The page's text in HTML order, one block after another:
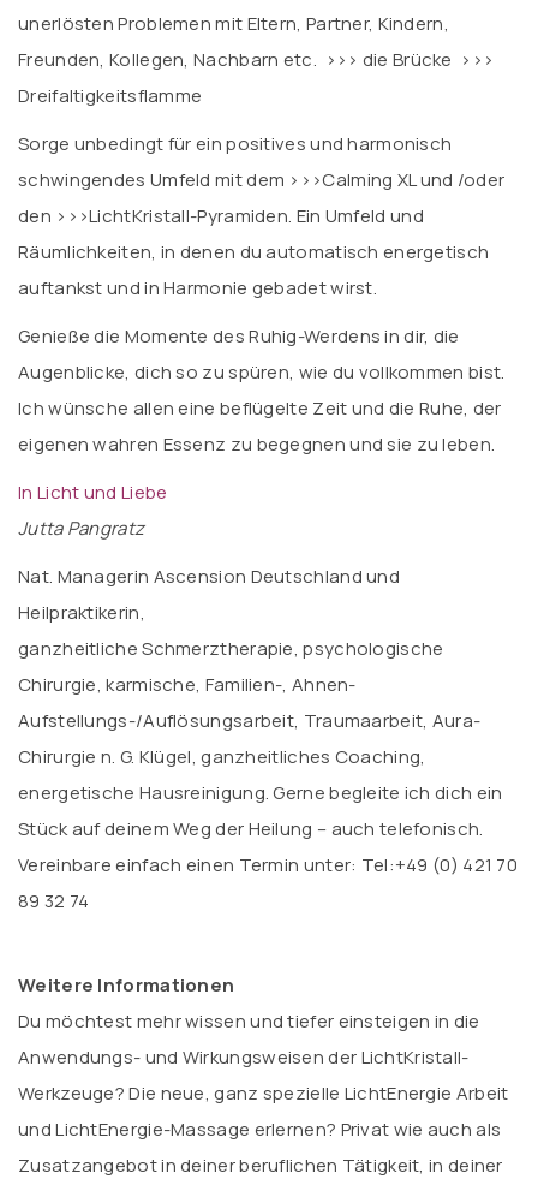
unerlösten Problemen mit Eltern, Partner, Kindern,
Freunden, Kollegen, Nachbarn etc. >>> die Brücke >>>
Dreifaltigkeitsflamme
Sorge unbedingt für ein positives und harmonisch
schwingendes Umfeld mit dem >>>Calming XLund /oder
den >>>LichtKristall-Pyramiden. Ein Umfeld und
Räumlichkeiten, in denen du automatisch energetisch
auftankst und in Harmonie gebadet wirst.
Genieße die Momente des Ruhig-Werdens in dir, die
Augenblicke, dich so zu spüren, wie du vollkommen bist.
Ich wünsche allen eine beflügelte Zeit und die Ruhe, der
eigenen wahren Essenz zu begegnen und sie zu leben.
In Licht und Liebe
Jutta Pangratz
Nat. Managerin Ascension Deutschland und
Heilpraktikerin,
ganzheitliche Schmerztherapie, psychologische
Chirurgie, karmische, Familien-, Ahnen-
Aufstellungs-/Auflösungsarbeit, Traumaarbeit, Aura-
Chirurgie n. G. Klügel, ganzheitliches Coaching,
energetische Hausreinigung. Gerne begleite ich dich ein
Stück auf deinem Weg der Heilung – auch telefonisch.
Vereinbare einfach einen Termin unter: Tel:+49 (0) 421 70
89 32 74
Weitere Informationen
Du möchtest mehr wissen und tiefer einsteigen in die
Anwendungs- und Wirkungsweisen der LichtKristall-
Werkzeuge? Die neue, ganz spezielle LichtEnergie Arbeit
und LichtEnergie-Massage erlernen? Privat wie auch als
Zusatzangebot in deiner beruflichen Tätigkeit, in deiner